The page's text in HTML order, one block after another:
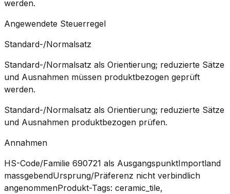
werden.
Angewendete Steuerregel
Standard-/Normalsatz
Standard-/Normalsatz als Orientierung; reduzierte Sätze
und Ausnahmen müssen produktbezogen geprüft
werden.
Standard-/Normalsatz als Orientierung; reduzierte Sätze
und Ausnahmen produktbezogen prüfen.
Annahmen
HS-Code/Familie 690721 als AusgangspunktImportland
massgebendUrsprung/Präferenz nicht verbindlich
angenommenProdukt-Tags: ceramic_tile,